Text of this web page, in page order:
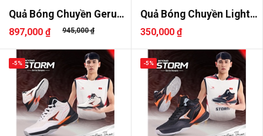
Quả Bóng Chuyền Geru
VTV Cup..
897,000 ₫ 945,000 ₫
Quả Bóng Chuyền Light
Star D..
350,000 ₫
-5% -5%